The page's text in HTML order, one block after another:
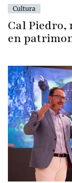
Cultura
Cal Piedro,
en